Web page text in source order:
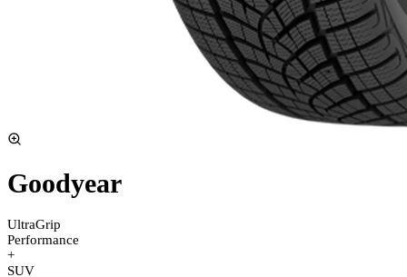
Goodyear
UltraGrip
Performance
+
SUV